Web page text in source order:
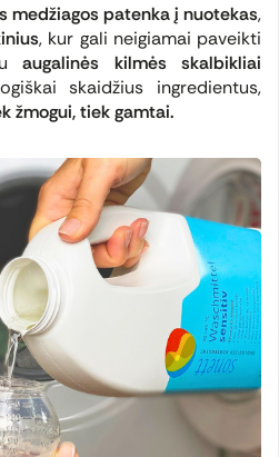
medžiagos patenka į nuotekas,
, kur gali neigiamai paveikti
augalinės kilmės skalbikliai
skaidžius ingredientus,
žmogui, tiek gamtai.